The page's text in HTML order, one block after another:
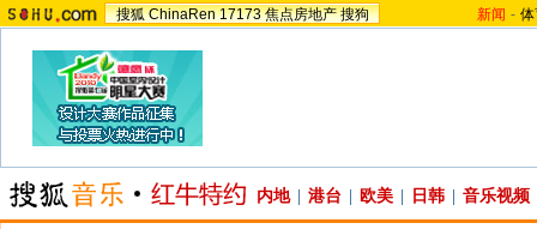
搜狐 ChinaRen 17173 焦点房地产 搜狗 新闻 -
内地 港台 欧美 日韩 音乐视频